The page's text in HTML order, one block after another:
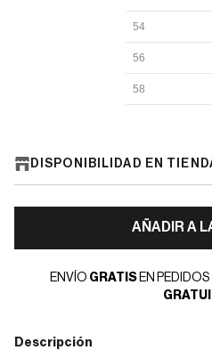
54
56
58
DISPONIBILIDAD EN
AÑADIR A
ENVÍO GRATIS EN
Descripción